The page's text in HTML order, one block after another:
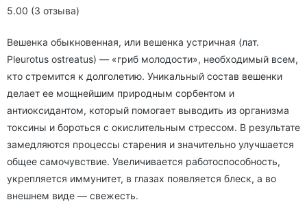
5.00 (3 отзыва)
Вешенка обыкновенная, или вешенка устричная (лат.
Pleurotus ostreatus) — «гриб молодости», необходимый всем,
кто стремится к долголетию. Уникальный состав вешенки
делает ее мощнейшим природным сорбентом и
антиоксидантом, который помогает выводить из организма
токсины и бороться с окислительным стрессом. В результате
замедляются процессы старения и значительно улучшается
общее самочувствие. Увеличивается работоспособность,
укрепляется иммунитет, в глазах появляется блеск, а во
внешнем виде — свежесть.